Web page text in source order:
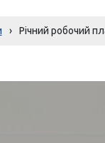
› Річний робочий